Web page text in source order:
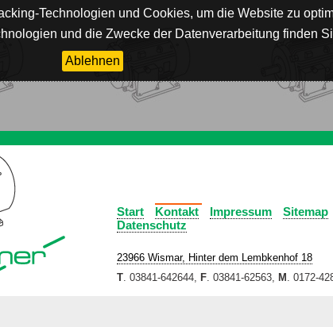
Technologien und Cookies, um die Website zu
und die Zwecke der Datenverarbeitung finden
Ablehnen
Start Kontakt Impressum
Sitemap
Datenschutz
23966 Wismar, Hinter dem Lembkenhof 18
T. 03841-642644, F. 03841-62563, M . 0172-